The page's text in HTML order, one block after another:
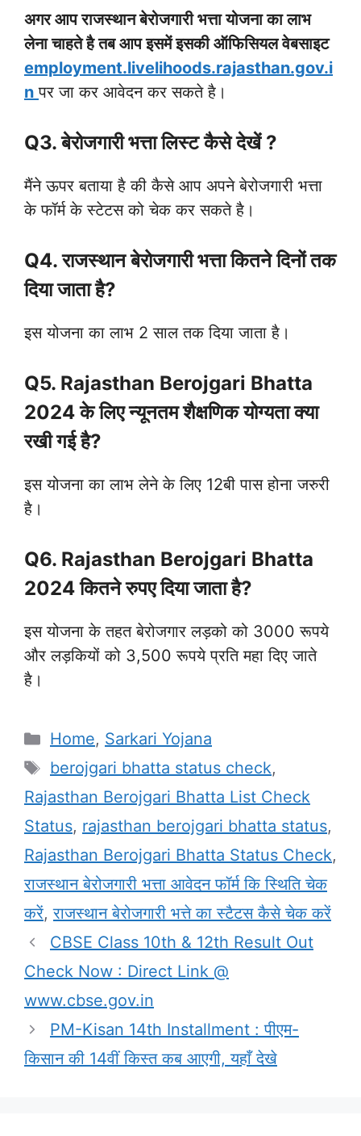
अगर आप राजस्थान बेरोजगारी भत्ता योजना का लाभ
लेना चाहते है तब आप इसमें इसकी ऑफिसियल वेबसाइट
employment.livelihoods.rajasthan.gov.i
n पर जा कर आवेदन कर सकते है।
Q3. बेरोजगारी भत्ता लिस्ट कैसे देखें ?
मैंने ऊपर बताया है की कैसे आप अपने बेरोजगारी भत्ता
के फॉर्म के स्टेटस को चेक कर सकते है।
Q4. राजस्थान बेरोजगारी भत्ता कितने दिनों तक
दिया जाता है?
इस योजना का लाभ 2 साल तक दिया जाता है।
Q5. Rajasthan Berojgari Bhatta
2024 के लिए न्यूनतम शैक्षणिक योग्यता क्या
रखी गई है?
इस योजना का लाभ लेने के लिए 12बी पास होना जरुरी
है।
Q6. Rajasthan Berojgari Bhatta
2024 कितने रुपए दिया जाता है?
इस योजना के तहत बेरोजगार लड़को को 3000 रूपये
और लड़कियों को 3,500 रूपये प्रति महा दिए जाते
है।
Categories
Home, Sarkari Yojana
Tags
berojgari bhatta status check,
Rajasthan Berojgari Bhatta List Check
Status, rajasthan berojgari bhatta status,
Rajasthan Berojgari Bhatta Status Check,
राजस्थान बेरोजगारी भत्ता आवेदन फॉर्म कि स्थिति चेक
करें,राजस्थान बेरोजगारी भत्ते का स्टैटस कैसे चेक करें
CBSE Class 10th & 12th Result Out
Check Now : Direct Link @
www.cbse.gov.in
PM-Kisan 14th Installment : पीएम-
किसान की 14वीं किस्त कब आएगी, यहाँ देखे